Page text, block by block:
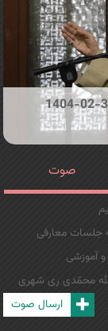
صوت
جلسات معارفی
آموزشی
محمّدی ری شهری
ارسال صوت